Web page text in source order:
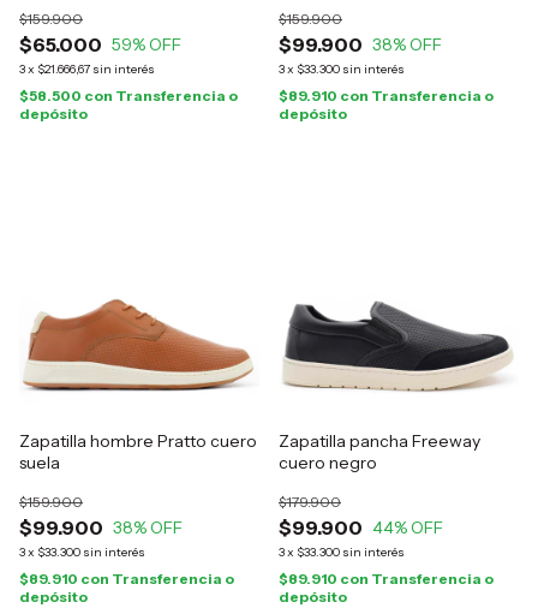
$65.000
$159.900
59% OFF
3x $21.666,67 sin interés
$58.500 con Transferencia o
depósito
$99.900
$159.900
38% OFF
3x $33.300 sin interés
$89.910 con Transferencia o
depósito
Zapatilla hombre Pratto cuero
suela
$99.900
$159.900
38% OFF
3x $33.300 sin interés
$89.910 con Transferencia o
depósito
Zapatilla pancha Freeway
cuero negro
$99.900
$179.900
44% OFF
3x $33.300 sin interés
$89.910 con Transferencia o
depósito